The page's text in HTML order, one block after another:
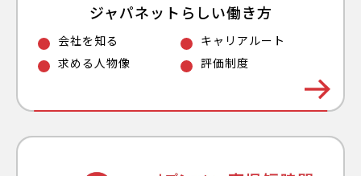
ジャパネットらしい働き方
会社を知る
キャリアルート
求める人物像
評価制度